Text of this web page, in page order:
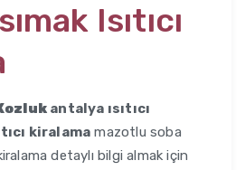
Isıtıcı
antalya ısıtıcı
kiralama mazotlu soba
detaylı bilgi almak için